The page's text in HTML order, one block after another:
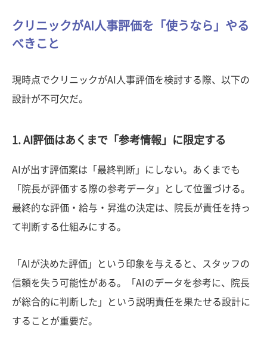
クリニックがAI人事評価を「使うなら」やる
べきこと
現時点でクリニックがAI人事評価を検討する際、以下の
設計が不可欠だ。
1. AI評価はあくまで「参考情報」に限定する
AIが出す評価案は「最終判断」にしない。あくまでも
「院長が評価する際の参考データ」として位置づける。
最終的な評価・給与・昇進の決定は、院長が責任を持っ
て判断する仕組みにする。
「AIが決めた評価」という印象を与えると、スタッフの
信頼を失う可能性がある。「AIのデータを参考に、院長
が総合的に判断した」という説明責任を果たせる設計に
することが重要だ。